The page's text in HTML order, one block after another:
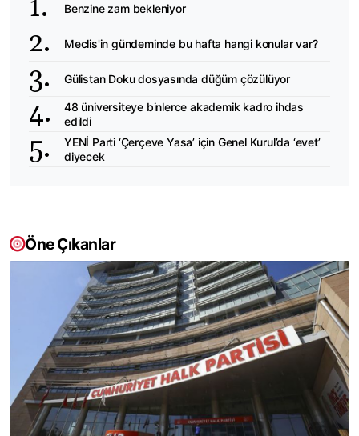
Benzine zam bekleniyor
Meclis'in gündeminde bu hafta hangi konular var?
Gülistan Doku dosyasında düğüm çözülüyor
48 üniversiteye binlerce akademik kadro ihdas
edildi
YENİ Parti ‘Çerçeve Yasa’ için Genel Kurul’da ‘evet’
diyecek
Öne Çıkanlar